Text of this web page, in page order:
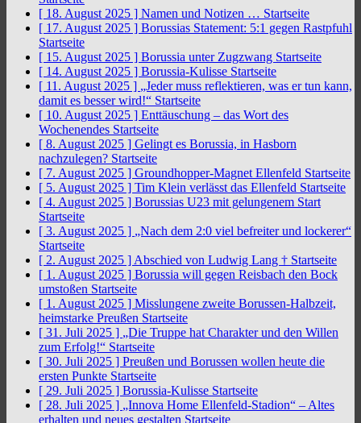
[ 18. August 2025 ] Namen und Notizen … Startseite
[ 17. August 2025 ] Borussias Statement: 5:1 gegen Rastpfuhl
Startseite
[ 15. August 2025 ] Borussia unter Zugzwang Startseite
[ 14. August 2025 ] Borussia-Kulisse Startseite
[ 11. August 2025 ] „Jeder muss reflektieren, was er tun kann,
damit es besser wird!“ Startseite
[ 10. August 2025 ] Enttäuschung – das Wort des
Wochenendes Startseite
[ 8. August 2025 ] Gelingt es Borussia, in Hasborn
nachzulegen? Startseite
[ 7. August 2025 ] Groundhopper-Magnet Ellenfeld Startseite
[ 5. August 2025 ] Tim Klein verlässt das Ellenfeld Startseite
[ 4. August 2025 ] Borussias U23 mit gelungenem Start
Startseite
[ 3. August 2025 ] „Nach dem 2:0 viel befreiter und lockerer“
Startseite
[ 2. August 2025 ] Abschied von Ludwig Lang † Startseite
[ 1. August 2025 ] Borussia will gegen Reisbach den Bock
umstoßen Startseite
[ 1. August 2025 ] Misslungene zweite Borussen-Halbzeit,
heimstarke Preußen Startseite
[ 31. Juli 2025 ] „Die Truppe hat Charakter und den Willen
zum Erfolg!“ Startseite
[ 30. Juli 2025 ] Preußen und Borussen wollen heute die
ersten Punkte Startseite
[ 29. Juli 2025 ] Borussia-Kulisse Startseite
[ 28. Juli 2025 ] „Innova Home Ellenfeld-Stadion“ – Altes
erhalten und neues gestalten Startseite